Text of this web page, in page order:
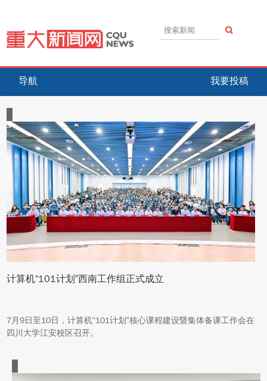
导航 我要投稿
计算机“101计划”西南工作组正式成立
7月9日至10日，计算机“101计划”核心课程建设暨集体备课工作会在
四川大学江安校区召开。